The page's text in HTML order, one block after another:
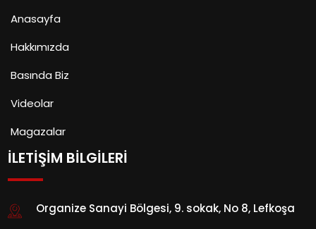
Anasayfa
Hakkımızda
Basında Biz
Videolar
Magazalar
İLETİŞİM BİLGİLERİ
Organize Sanayi Bölgesi, 9. sokak, No 8, Lefkoşa